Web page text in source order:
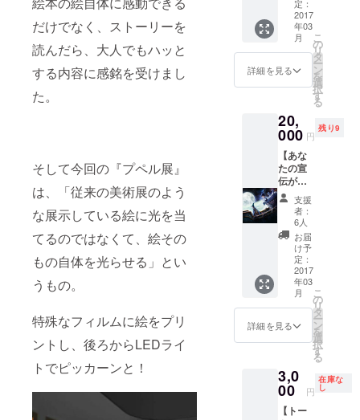
だけでなく、ストーリーを
読んだら、大人でもハッと
する内容に感銘を受けまし
た。
そして今回の『プペル展』
は、「従来の美術展のよう
な展示している絵に光を当
てるのではなくて、絵その
もの自体を光らせる」とい
うもの。
特殊なフィルムに絵をプリ
ントし、後ろからLEDライ
トでピッカーンと！
ます。
(写真は
イメー
ジです)
※金額
は、
定でき
ますの
で、も
しよろ
しけれ
ば１円
でも多
くのご
支援を
頂ける
とあり
がたい
です。
宜しく
お願い
す。
気な沖
縄食品
の詰め
合わせ
です。
会場に
も、沖
縄の雰
囲気を
味わう
ことが
できま
す♪ ※内
容は多
少変更
がある
ことが
ござい
ます。
(写真は
イメー
ジです)
※金額
由に設
定でき
ますの
で、も
恋人な
ど、貴
方の大
切な人
たちと
個展を
ゆっく
むため
に会場
を貸し
切りに
できる
権利で
す。サ
プライ
ズや記
念日な
どにご
利用し
てみて
はいか
がで
しょう♪
日時が
3/17(金)
、
3/18(土)
、
定：
2017
年03
月
詳細を見る
こ
の
リ
タ
ー
ン
を
選
択
す
る
20,
000 円
残り9
【あな
たの宣
伝がで
きる権
利】 個
展開催
期間
中、あ
なた自
身の宣
伝がで
きる権
利で
す。 会
場内に
あなた
会社、
団体の
パンフ
レット
支援
者：
6人
お届
け予
定：
2017
年03
月
詳細を見る
こ
の
リ
タ
ー
ン
を
選
択
す
る
3,0
00 円
在庫な
し
【トー